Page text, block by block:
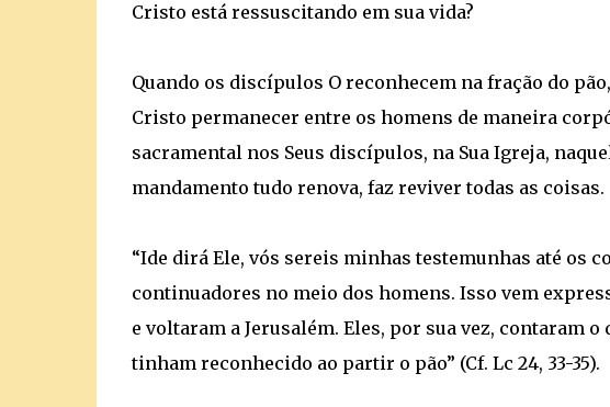
Cristo está ressuscitando em sua vida?
Quando os discípulos O reconhecem na fração do
Cristo permanecer entre os homens de maneira
sacramental nos Seus discípulos, na Sua Igreja,
mandamento tudo renova, faz reviver todas as coisas.
“Ide dirá Ele, vós sereis minhas testemunhas até os
continuadores no meio dos homens. Isso vem
e voltaram a Jerusalém. Eles, por sua vez, contaram
tinham reconhecido ao partir o pão” (Cf. Lc 24, 33-35).